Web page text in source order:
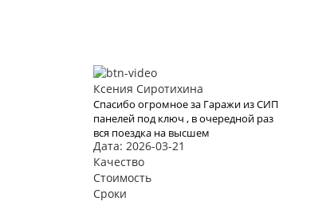
Ксения Сиротихина
Спасибо огромное за Гаражи из СИП
панелей под ключ , в очередной раз
вся поездка на высшем
уровне...цена и условия
шикарны...все понравилось как и
всегда !!!
Дата: 2026-03-21
Качество
Стоимость
Сроки